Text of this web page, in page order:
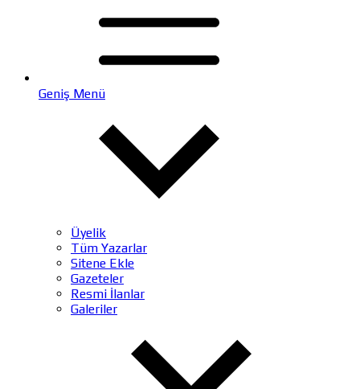
Geniş Menü
Üyelik
Tüm Yazarlar
Sitene Ekle
Gazeteler
Resmi İlanlar
Galeriler